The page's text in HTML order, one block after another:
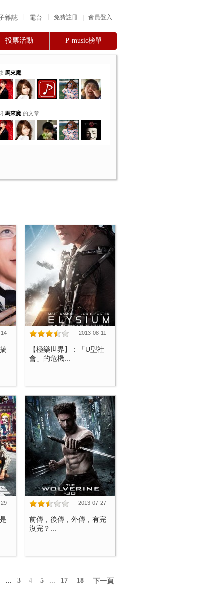
會員登入
免費註冊
雜誌 電台
投票活動 P-music榜單
馬來魔
馬來魔的文章
2013-08-11
【極樂世界】：「U型社
會」的危機...
2013-07-27
前傳，後傳，外傳，有完
沒完？...
... 3 4 5 ... 17 18 下一頁